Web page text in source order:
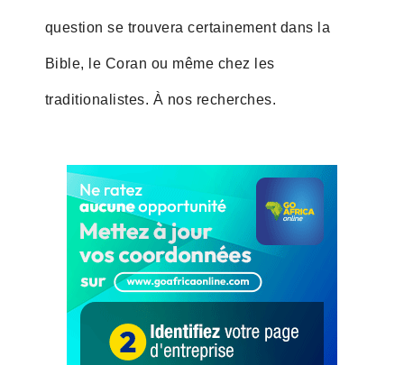
question se trouvera certainement dans la
Bible, le Coran ou même chez les
traditionalistes. À nos recherches.